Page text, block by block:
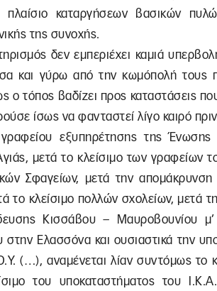
πλαίσιο καταργήσεων βασικών
της συνοχής.
δεν εμπεριέχει καμιά
και γύρω από την κωμόπολή τους
ο τόπος βαδίζει προς καταστάσεις
ίσως να φανταστεί λίγο καιρό
εξυπηρέτησης της Ένωσης
μετά το κλείσιμο των γραφείων
Σφαγείων, μετά την
το κλείσιμο πολλών σχολείων, μετά
Κισσάβου – Μαυροβουνίου
Ελασσόνα και ουσιαστικά την
(…), αναμένεται λίαν συντόμως το
του υποκαταστήματος του